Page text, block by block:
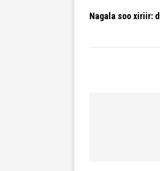
Nagala soo xiriir: